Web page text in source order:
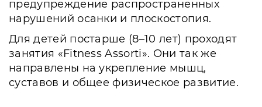
предупреждение распространенных
нарушений осанки и плоскостопия.
Для детей постарше (8–10 лет) проходят
занятия «Fitness Assorti». Они так же
направлены на укрепление мышц,
суставов и общее физическое развитие.